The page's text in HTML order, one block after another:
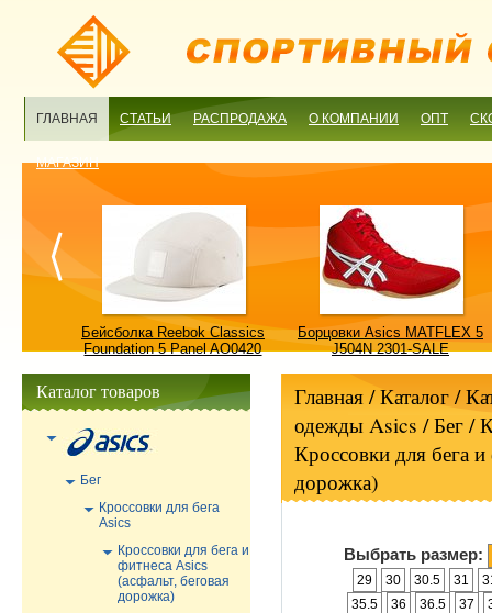
ГЛАВНАЯ СТАТЬИ РАСПРОДАЖА О КОМПАНИИ ОПТ
МАГАЗИН
Бейсболка Reebok Classics
Foundation 5 Panel AO0420
Борцовки Asics MATFLEX 5
J504N 2301-SALE
Главная/ Каталог /
одежды Asics /Бег/
Кроссовки для бега
дорожка)
Выбрать размер:
29 30 30.5 31
35.5
36 36.5 37
Каталог товаров
Бег
Кроссовки для бега
Asics
Кроссовки для бега и
фитнеса Asics
(асфальт, беговая
дорожка)